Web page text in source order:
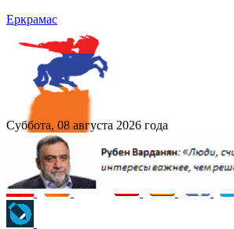
Еркрамас
Суббота, 08 августа 2026 года